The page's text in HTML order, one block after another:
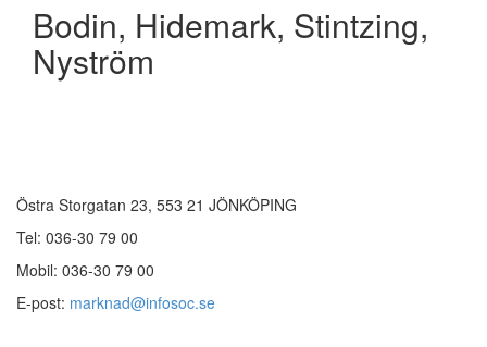
Bodin, Hidemark, Stintzing,
Nyström
Östra Storgatan 23, 553 21 JÖNKÖPING
Tel: 036-30 79 00
Mobil: 036-30 79 00
E-post: marknad@infosoc.se